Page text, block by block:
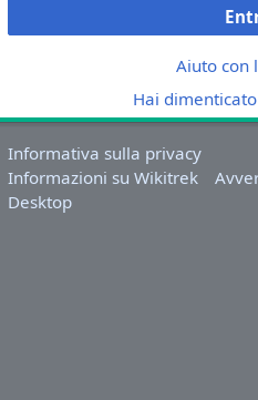
Aiuto con
Hai
Informativa sulla privacy
Informazioni su Wikitrek
Desktop